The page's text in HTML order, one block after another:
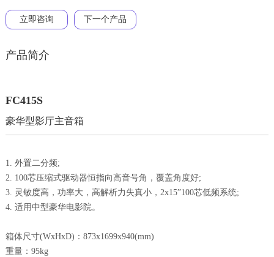
立即咨询 下一个产品
产品简介
FC415S
豪华型影厅主音箱
1. 外置二分频;
2. 100芯压缩式驱动器恒指向高音号角，覆盖角度好;
3. 灵敏度高，功率大，高解析力失真小，2x15”100芯低频系统;
4. 适用中型豪华电影院。
箱体尺寸(WxHxD)：873x1699x940(mm)
重量：95kg